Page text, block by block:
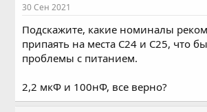
30 Сен 2021
Подскажите, какие номиналы
припаять на места C24 и C25, что
проблемы с питанием.
2,2 мкФ и 100нФ, все верно?